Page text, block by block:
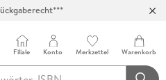
Filiale Konto Merkzettel Warenkorb